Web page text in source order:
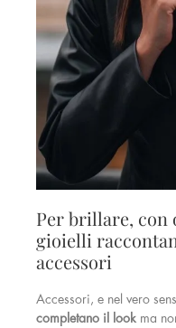
Per brillare, con
gioielli
accessori
Accessori, e nel vero
completano il look ma